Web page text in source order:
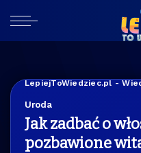
Uroda
Jak zadbać o
pozbawione